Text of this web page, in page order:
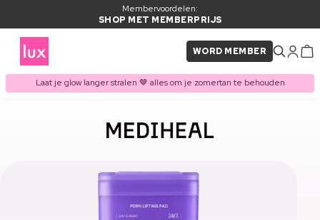
Membervoordelen:
SHOP MET MEMBERPRIJS
WORD MEMBER
Laat je glow langer stralen 🤎 alles om je zomertan te behouden